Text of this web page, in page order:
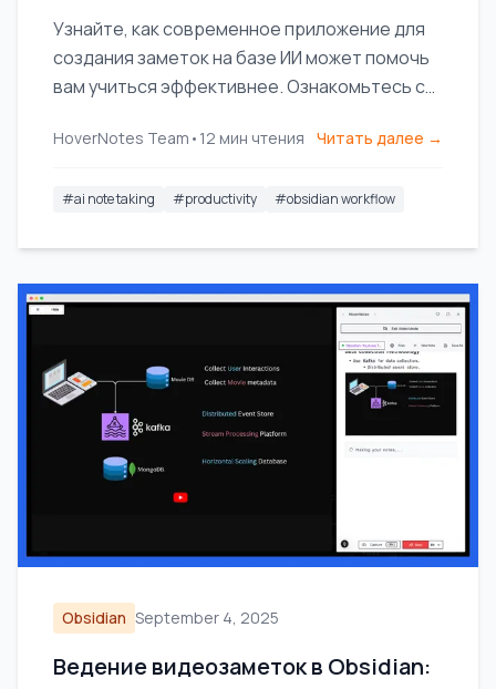
Узнайте, как современное приложение для
создания заметок на базе ИИ может помочь
вам учиться эффективнее. Ознакомьтесь с
рабочими процессами и способами защиты
HoverNotes Team • 12 мин чтения Читать далее →
#ai note taking #productivity #obsidian workflow
Obsidian September 4, 2025
Ведение видеозаметок в Obsidian: